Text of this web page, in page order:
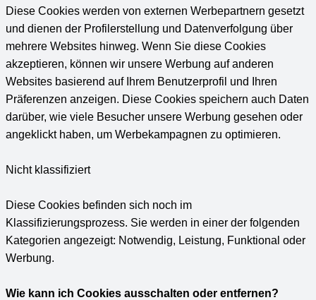
Diese Cookies werden von externen Werbepartnern gesetzt
und dienen der Profilerstellung und Datenverfolgung über
mehrere Websites hinweg. Wenn Sie diese Cookies
akzeptieren, können wir unsere Werbung auf anderen
Websites basierend auf Ihrem Benutzerprofil und Ihren
Präferenzen anzeigen. Diese Cookies speichern auch Daten
darüber, wie viele Besucher unsere Werbung gesehen oder
angeklickt haben, um Werbekampagnen zu optimieren.
Nicht klassifiziert
Diese Cookies befinden sich noch im
Klassifizierungsprozess. Sie werden in einer der folgenden
Kategorien angezeigt: Notwendig, Leistung, Funktional oder
Werbung.
Wie kann ich Cookies ausschalten oder entfernen?